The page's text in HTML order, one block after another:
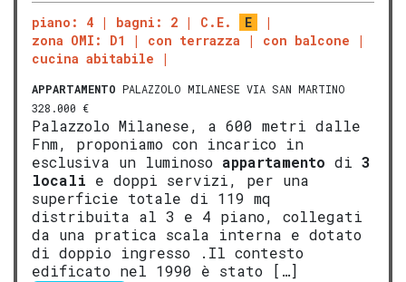
piano: 4 bagni: 2 C.E.
E
zona OMI: D1
con terrazza
con balcone
cucina abitabile
APPARTAMENTO PALAZZOLO MILANESE VIA SAN MARTINO
328.000 €
Palazzolo Milanese, a 600 metri dalle
Fnm, proponiamo con incarico in
esclusiva un luminoso appartamento di 3
locali e doppi servizi, per una
superficie totale di 119 mq
distribuita al 3 e 4 piano, collegati
da una pratica scala interna e dotato
di doppio ingresso .Il contesto
edificato nel 1990 è stato […]